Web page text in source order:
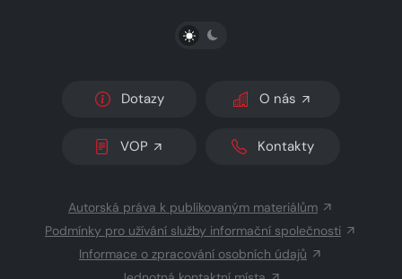
PŘEPNOUT SVĚTLÝ/TMAVÝ REŽIM
Dotazy O nás
VOP Kontakty
Autorská práva k publikovaným materiálům
Podmínky pro užívání služby informační společnosti
Informace o zpracování osobních údajů